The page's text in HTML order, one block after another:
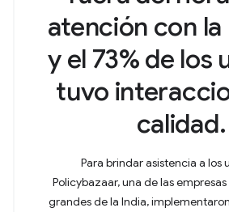
atención con
y el 73% de los
tuvo
calidad.
Para brindar asistencia a los
Policybazaar, una de las
grandes de la India,